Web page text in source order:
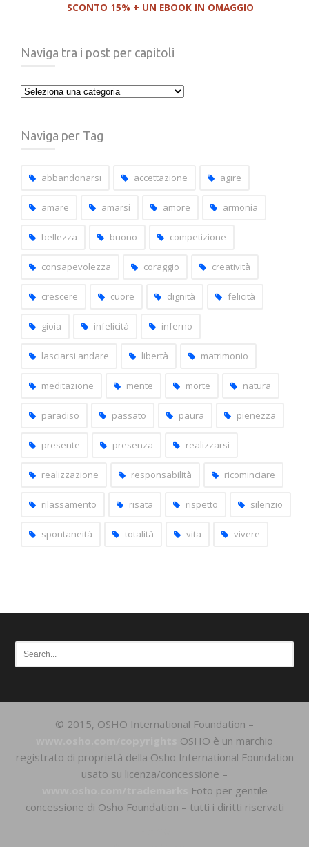
SCONTO 15% + UN EBOOK IN OMAGGIO
Naviga tra i post per capitoli
Naviga
post
capitoli
Naviga per Tag
abbandonarsi accettazione agire
amare amarsi amore armonia
bellezza buono competizione
consapevolezza coraggio creatività
crescere cuore dignità felicità
gioia infelicità inferno
lasciarsi andare libertà matrimonio
meditazione mente morte natura
paradiso passato paura pienezza
presente presenza realizzarsi
realizzazione responsabilità ricominciare
rilassamento risata rispetto silenzio
spontaneità totalità vita vivere
© 2015, OSHO International Foundation –
OSHO è un marchio
registrato di proprietà della Osho International Foundation
usato su licenza/concessione –
Foto per gentile
concessione di Osho Foundation – tutti i diritti riservati